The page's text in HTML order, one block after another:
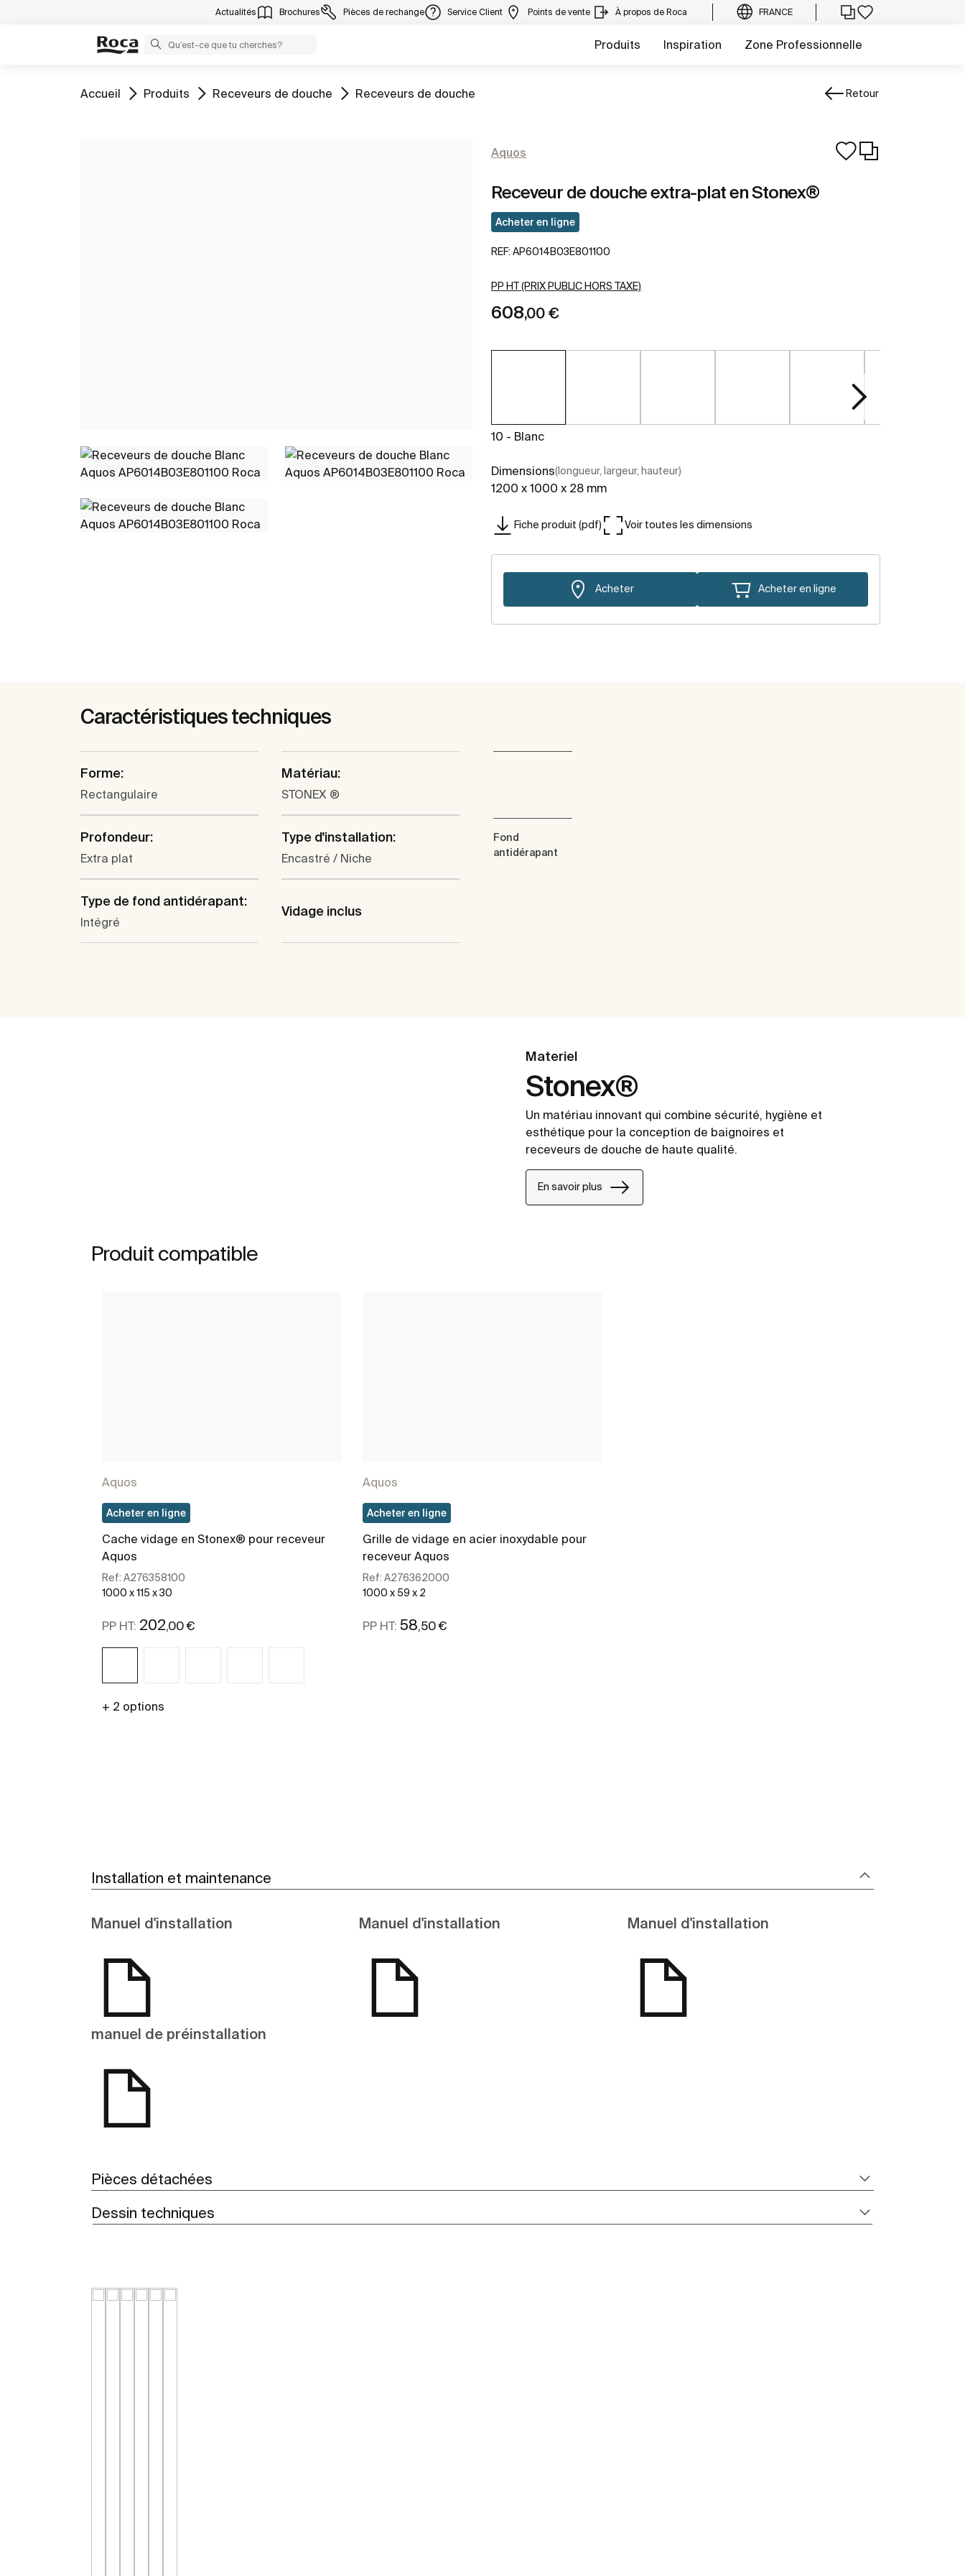
Actualités Brochures Pièces de rechange Service Client Points de vente À propos de Roca FRANCE
Produits Inspiration Zone Professionnelle
Aller à
Accueil Aller à
Produits Aller à
Receveurs de douche Aller à
Receveurs de douche Retour
Aquos
Receveur de douche extra-plat en Stonex®
Acheter en ligne
REF: AP6014B03E801100
PP HT (PRIX PUBLIC HORS TAXE)
608,00 €
10 - Blanc
Dimensions(longueur, largeur, hauteur)
1200 x 1000 x 28 mm
Fiche produit (pdf) Voir toutes les dimensions
Acheter Acheter en ligne
Caractéristiques techniques
Forme:
Rectangulaire
Matériau:
STONEX ®
Profondeur:
Extra plat
Type d'installation:
Encastré / Niche
Type de fond antidérapant:
Intégré
Vidage inclus
Fond
antidérapant
Materiel
Stonex®
Un matériau innovant qui combine sécurité, hygiène et
esthétique pour la conception de baignoires et
receveurs de douche de haute qualité.
En savoir plus
Produit compatible
Aquos
Acheter en ligne
Cache vidage en Stonex® pour receveur
Aquos
Ref: A276358100
1000 x 115 x 30
PP HT: 202,00 €
+ 2 options
Aquos
Acheter en ligne
Grille de vidage en acier inoxydable pour
receveur Aquos
Ref:A276362000
1000 x 59 x 2
PP HT:58,50 €
Installation et maintenance
Manuel d'installation Manuel d'installation Manuel d'installation
manuel de préinstallation
Pièces détachées
Dessin techniques